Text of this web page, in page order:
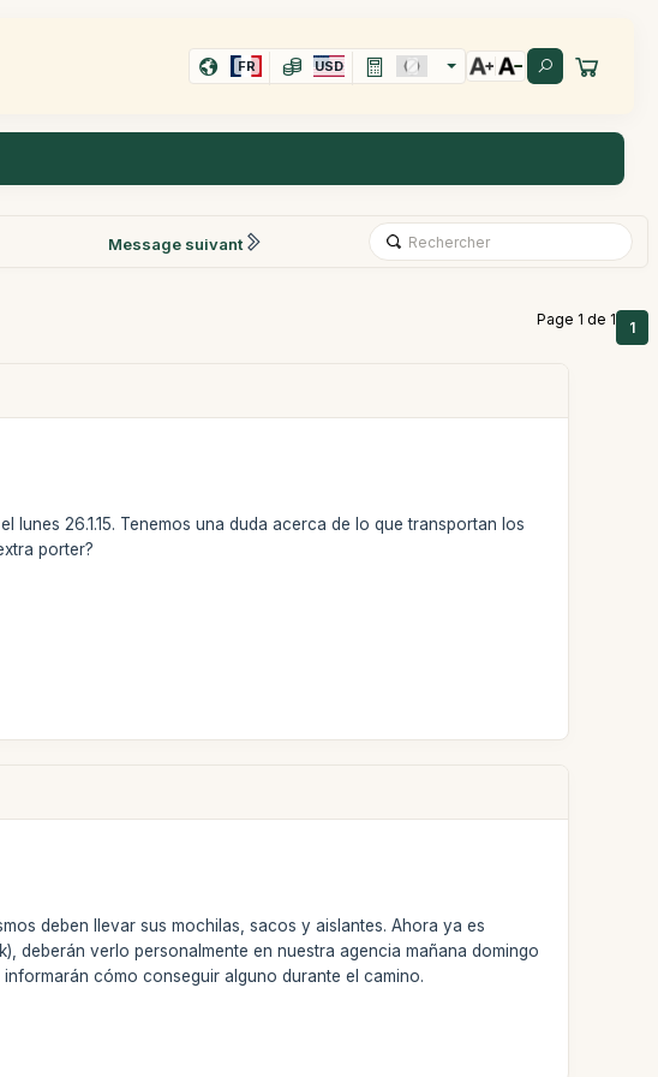
FR USD
Message suivant
Page 1 de 1 1
26.1.15. Tenemos una duda acerca de lo que transportan los
porter?
deben llevar sus mochilas, sacos y aislantes. Ahora ya es
deberán verlo personalmente en nuestra agencia mañana domingo
cómo conseguir alguno durante el camino.